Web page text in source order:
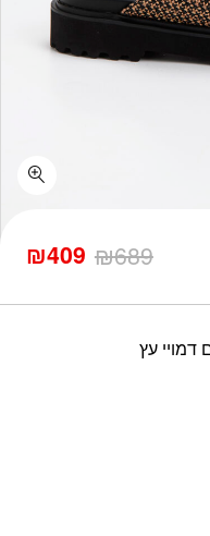
₪689
המחיר
המקורי
₪689.
₪409 המחיר
הנוכחי
₪409.
עץ